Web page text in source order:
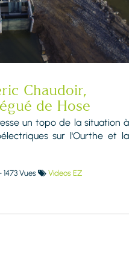
Chaudoir,
de Hose
un topo de la situation à
sur l'Ourthe et la
Vues Videos EZ